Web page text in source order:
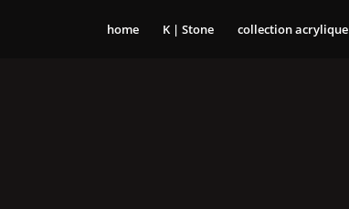
home K | Stone collection acrylique